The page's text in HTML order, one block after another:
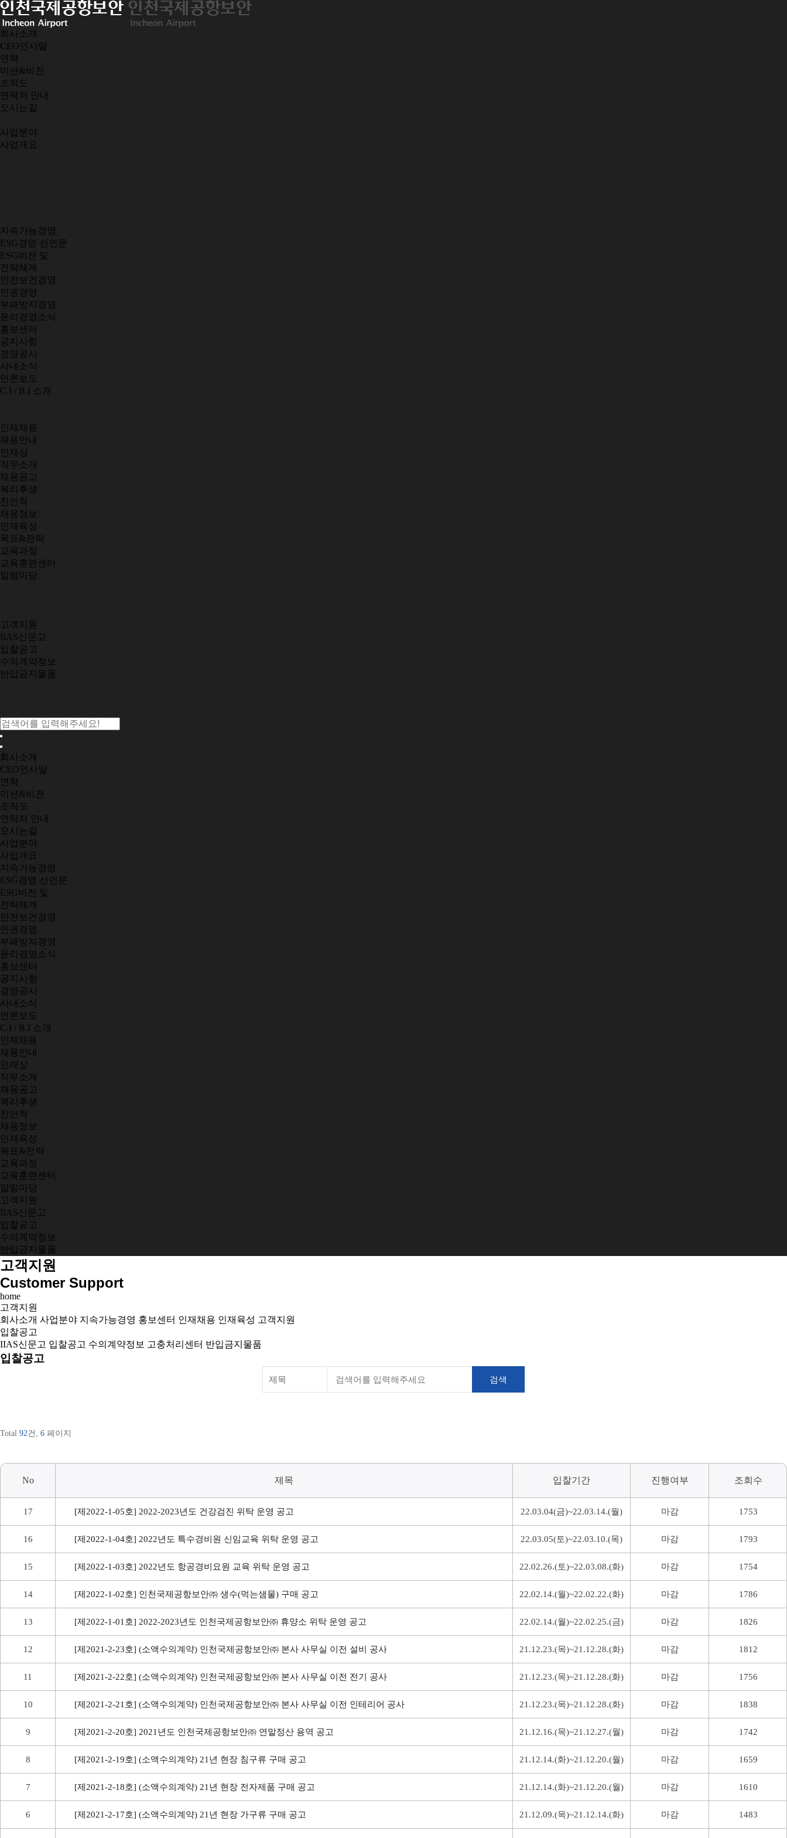
회사소개
CEO인사말
연혁
미션&비전
조직도
연락처 안내
오시는길
사업분야
사업개요
지속가능경영
ESG경영 선언문
ESG비전 및
전략체계
안전보건경영
인권경영
부패방지경영
윤리경영소식
홍보센터
공지사항
경영공시
사내소식
언론보도
C.I / B.I 소개
인재채용
채용안내
인재상
직무소개
채용공고
복리후생
친인척
채용정보
인재육성
목표&전략
교육과정
교육훈련센터
알림마당
고객지원
IIAS신문고
입찰공고
수의계약정보
반입금지물품
회사소개
CEO인사말
연혁
미션&비전
조직도
연락처 안내
오시는길
사업분야
사업개요
지속가능경영
ESG경영 선언문
ESG비전 및
전략체계
안전보건경영
인권경영
부패방지경영
윤리경영소식
홍보센터
공지사항
경영공시
사내소식
언론보도
C.I / B.I 소개
인재채용
채용안내
인재상
직무소개
채용공고
복리후생
친인척
채용정보
인재육성
목표&전략
교육과정
교육훈련센터
알림마당
고객지원
IIAS신문고
입찰공고
수의계약정보
반입금지물품
고객지원
Customer Support
home
고객지원
회사소개 사업분야 지속가능경영 홍보센터 인재채용 인재육성 고객지원
입찰공고
IIAS신문고 입찰공고 수의계약정보 고충처리센터 반입금지물품
입찰공고
Total 92건, 6 페이지
No 제목 입찰기간 진행여부 조회수
17 [제2022-1-05호] 2022-2023년도 건강검진 위탁 운영 공고 22.03.04(금)~22.03.14.(월) 마감 1753
16 [제2022-1-04호] 2022년도 특수경비원 신임교육 위탁 운영 공고 22.03.05(토)~22.03.10.(목) 마감 1793
15 [제2022-1-03호] 2022년도 항공경비요원 교육 위탁 운영 공고 22.02.26.(토)~22.03.08.(화) 마감 1754
14 [제2022-1-02호] 인천국제공항보안㈜ 생수(먹는샘물) 구매 공고 22.02.14.(월)~22.02.22.(화) 마감 1786
13 [제2022-1-01호] 2022-2023년도 인천국제공항보안㈜ 휴양소 위탁 운영 공고 22.02.14.(월)~22.02.25.(금) 마감 1826
12 [제2021-2-23호] (소액수의계약) 인천국제공항보안㈜ 본사 사무실 이전 설비 공사 21.12.23.(목)~21.12.28.(화) 마감 1812
11 [제2021-2-22호] (소액수의계약) 인천국제공항보안㈜ 본사 사무실 이전 전기 공사 21.12.23.(목)~21.12.28.(화) 마감 1756
10 [제2021-2-21호] (소액수의계약) 인천국제공항보안㈜ 본사 사무실 이전 인테리어 공사 21.12.23.(목)~21.12.28.(화) 마감 1838
9 [제2021-2-20호] 2021년도 인천국제공항보안㈜ 연말정산 용역 공고 21.12.16.(목)~21.12.27.(월) 마감 1742
8 [제2021-2-19호] (소액수의계약) 21년 현장 침구류 구매 공고 21.12.14.(화)~21.12.20.(월) 마감 1659
7 [제2021-2-18호] (소액수의계약) 21년 현장 전자제품 구매 공고 21.12.14.(화)~21.12.20.(월) 마감 1610
6 [제2021-2-17호] (소액수의계약) 21년 현장 가구류 구매 공고 21.12.09.(목)~21.12.14.(화) 마감 1483